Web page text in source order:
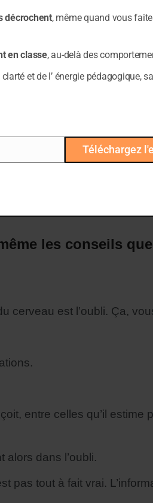
vos élèves oublient
essayé de donner des
les mêmes
cela moi-même, et
ou conseiller, soit
les conseils
cerveau est l’oubli. Ça,
entre celles qu’il estime
alors dans l’oubli.
pas tout à fait vrai.
décrochent, même quand vous
en classe, au-delà des
et de l’ énergie pédagogique,
Téléchargez